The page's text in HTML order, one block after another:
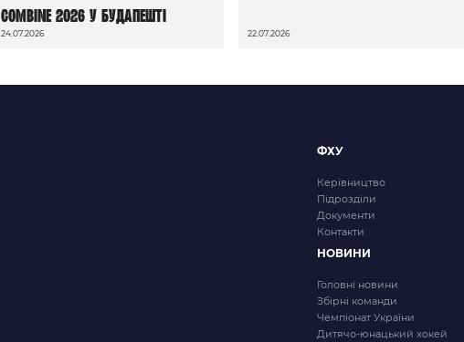
Combine 2026 у Будапешті
24.07.2026 22.07.2026
ФХУ
Керівництво
Підрозділи
Документи
Контакти
НОВИНИ
Головні новини
Збірні команди
Чемпіонат України
Дитячо-юнацький хокей